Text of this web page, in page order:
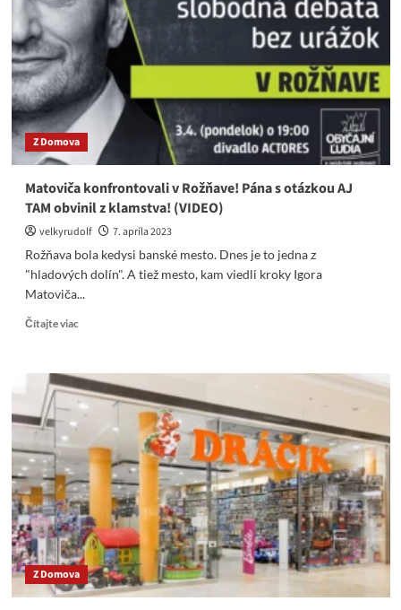
utrpenia,
ukrižovania
a
smrti
Ježiša
Krista
Z Domova
Matoviča konfrontovali v Rožňave! Pána s otázkou AJ
TAM obvinil z klamstva! (VIDEO)
velkyrudolf
7. apríla 2023
Rožňava bola kedysi banské mesto. Dnes je to jedna z
"hladových dolín". A tiež mesto, kam viedli kroky Igora
Matoviča...
Čítajte viacRead
Matoviča
konfrontovali
v
Pána
otázkou
AJ
TAM
obvinil
z
klamstva!
(VIDEO)
Z Domova